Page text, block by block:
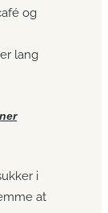
og
lang
i
at